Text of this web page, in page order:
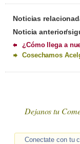
Noticias
Noticia anterior/
¿Cómo llega a
Cosechamos
Dejanos tu
Conectate con tu